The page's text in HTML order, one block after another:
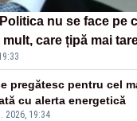
nu se face pe
care țipă mai
2026, 19:34
pregătesc pentru cel
cu alerta energetică